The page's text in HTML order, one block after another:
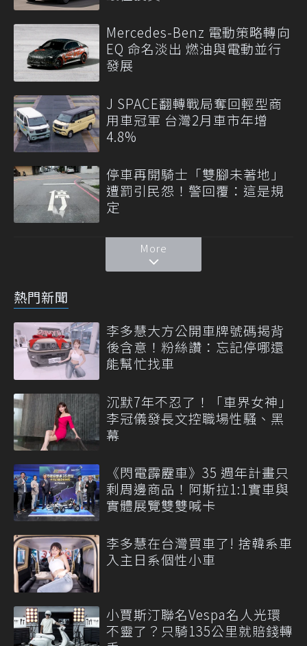
Mercedes-Benz 電動策略轉向
EQ 命名淡出 燃油與電動並行
發展
J SPACE翻轉戰局奪回輕型商
用車冠軍 台灣2月車市年增
4.8%
停車再開騎士「雙腳未著地」
遭罰引民怨！警回覆：這是規
定
More
熱門新聞
李多慧大方公開車牌號碼揭背
後含意！粉絲讚：忘記停哪還
能幫忙找車
沉默7年不忍了！「車界女神」
李冠儀發長文控職場性騷、黑
幕
《閃電霹靂車》35 週年計畫只
剩周邊商品！阿斯拉1:1實車與
實體展覽雙雙喊卡
李多慧在台灣買車了! 捨韓系車
入主日系個性小車
小賈斯汀聯名Vespa名人光環
不靈了？只騎135公里就賠錢轉